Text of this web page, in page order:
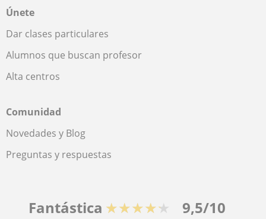
Únete
Dar clases particulares
Alumnos que buscan profesor
Alta centros
Comunidad
Novedades y Blog
Preguntas y respuestas
Fantástica ★★★★★ 9,5/10